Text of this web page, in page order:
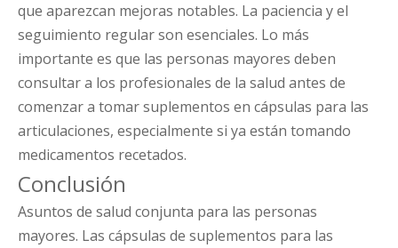
que aparezcan mejoras notables. La paciencia y el
seguimiento regular son esenciales. Lo más
importante es que las personas mayores deben
consultar a los profesionales de la salud antes de
comenzar a tomar suplementos en cápsulas para las
articulaciones, especialmente si ya están tomando
medicamentos recetados.
Conclusión
Asuntos de salud conjunta para las personas
mayores. Las cápsulas de suplementos para las